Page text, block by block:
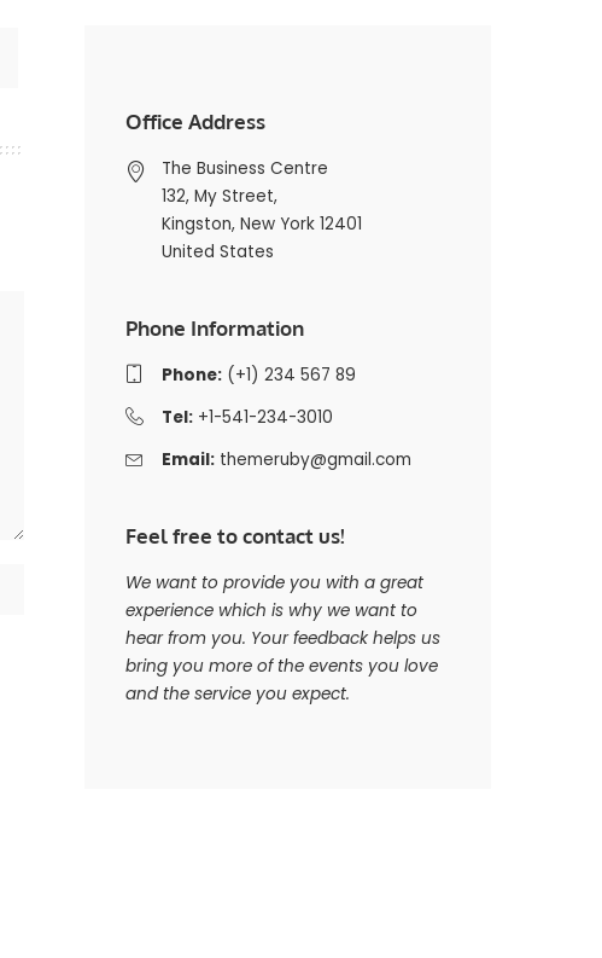
Office Address
The Business Centre
132, My Street,
Kingston, New York 12401
United States
Phone Information
Phone:(+1) 234 567 89
Tel:+1-541-234-3010
Email: themeruby@gmail.com
Feel free to contact us!
We want to provide you with a great
experience which is why we want to
hear from you. Your feedback helps us
bring you more of the events you love
and the service you expect.